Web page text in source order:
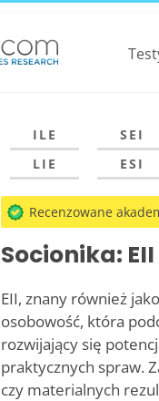
ILE SEI
LIE
ESI
Recenzowane
Socionika: EII
EII, znany również
osobowość, która
rozwijający się
praktycznych spraw.
czy materialnych